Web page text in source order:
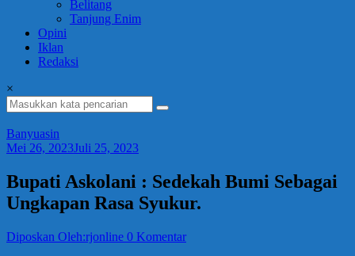
Belitang
Tanjung Enim
Opini
Iklan
Redaksi
×
Banyuasin
Mei 26, 2023Juli 25, 2023
Bupati Askolani : Sedekah Bumi Sebagai
Ungkapan Rasa Syukur.
Diposkan Oleh:rjonline 0 Komentar